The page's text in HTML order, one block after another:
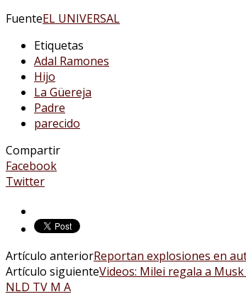
FuenteEL UNIVERSAL
Etiquetas
Adal Ramones
Hijo
La Güereja
Padre
parecido
Compartir
Facebook
Twitter
Artículo anteriorReportan explosiones en
Artículo siguienteVideos: Milei regala a
NLD TV M A